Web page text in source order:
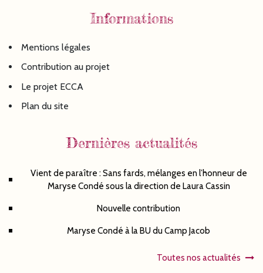
Informations
Mentions légales
Contribution au projet
Le projet ECCA
Plan du site
Dernières actualités
Vient de paraître : Sans fards, mélanges en l’honneur de
Maryse Condé sous la direction de Laura Cassin
Nouvelle contribution
Maryse Condé à la BU du Camp Jacob
Toutes nos actualités